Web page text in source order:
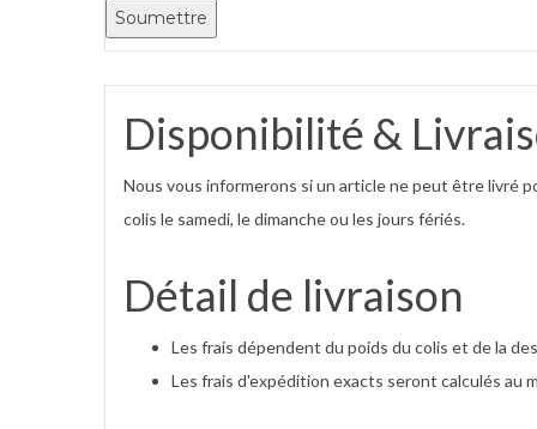
Disponibilité &
Nous vous informerons si un article ne peut être livré
colis le samedi, le dimanche ou les jours fériés.
Détail de livraison
Les frais dépendent du poids du colis et de la
Les frais d'expédition exacts seront calculés au